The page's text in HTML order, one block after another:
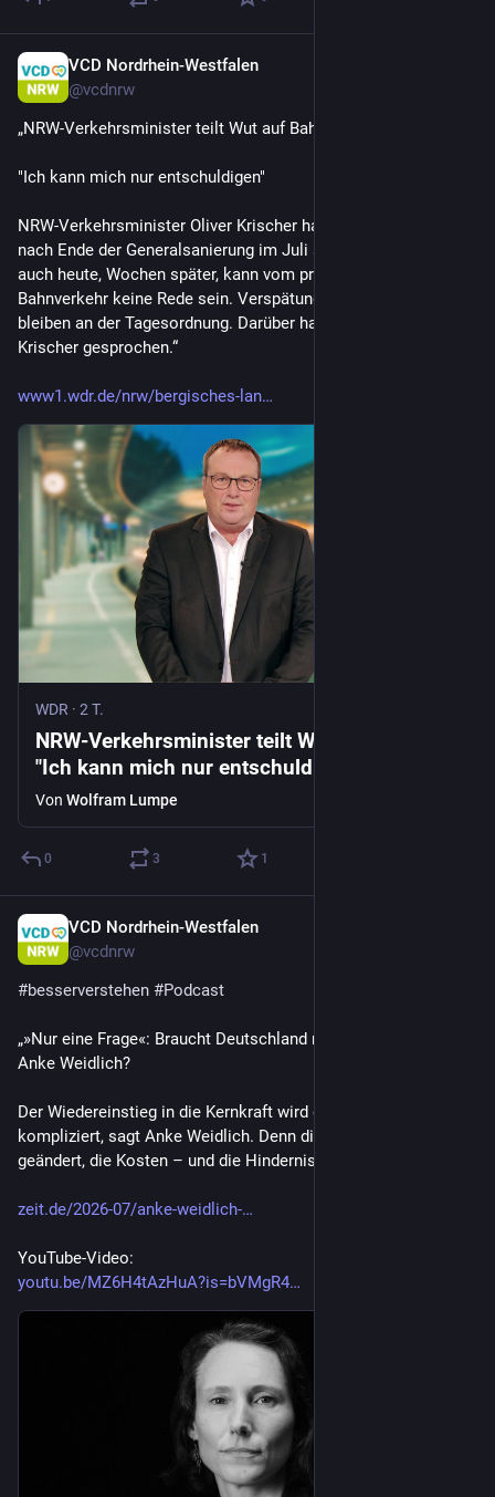
VCD Nordrhein-Westfalen
@vcdnrw
„NRW-Verkehrsminister teilt Wut auf Bahn
"Ich kann mich nur entschuldigen"
NRW-Verkehrsminister Oliver Krischer hatte die Bahn schon
nach Ende der Generalsanierung im Juli scharf kritisiert. Und
auch heute, Wochen später, kann vom problemlos laufenden
Bahnverkehr keine Rede sein. Verspätungen und Zugausfälle
bleiben an der Tagesordnung. Darüber haben wir mit Oliver
Krischer gesprochen.“
www1.wdr.de/nrw/bergisches-lan
WDR · 2 T.
NRW-Verkehrsminister teilt Wut auf Bahn |
"Ich kann mich nur entschuldigen"
Von Wolfram Lumpe
0 3 1
VCD Nordrhein-Westfalen
@vcdnrw
#besserverstehen #Podcast
„»Nur eine Frage«: Braucht Deutschland neue Atomkraftwerke,
Anke Weidlich?
Der Wiedereinstieg in die Kernkraft wird diskutiert. Das wäre
kompliziert, sagt Anke Weidlich. Denn die Systeme haben sich
geändert, die Kosten – und die Hindernisse.“
zeit.de/2026-07/anke-weidlich-
YouTube-Video:
youtu.be/MZ6H4tAzHuA?is=bVMgR4